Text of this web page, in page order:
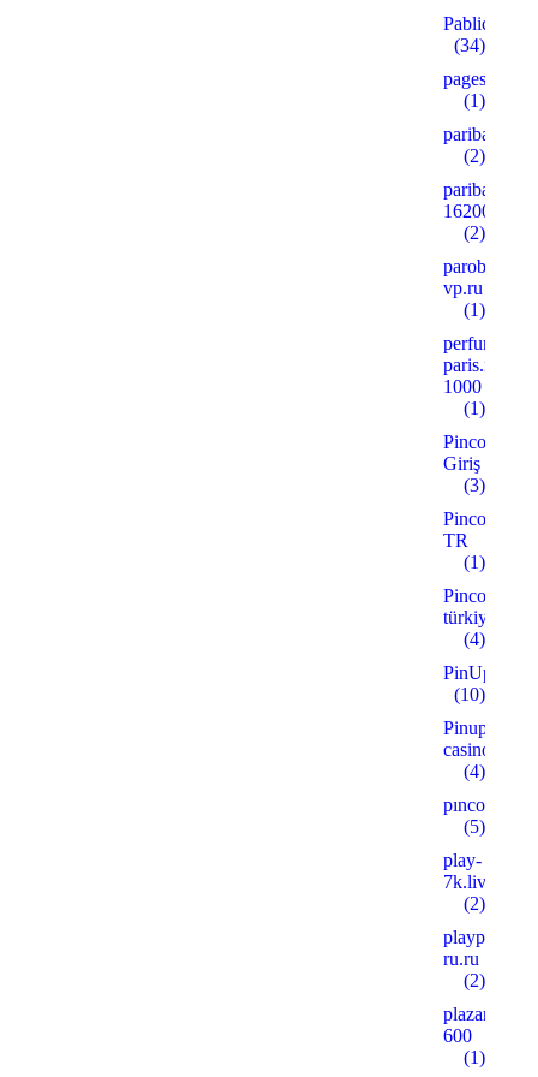
Pablic
(34)
pages
(1)
paribahis
(2)
paribahis
16200
(2)
parobar-
vp.ru
(1)
perfume-
paris.ru
1000
(1)
Pinco
Giriş
(3)
Pinco
TR
(1)
Pinco
türkiye
(4)
PinUp
(10)
Pinup
casino
(4)
pınco
(5)
play-
7k.live
(2)
playpoker-
ru.ru
(2)
600
(1)